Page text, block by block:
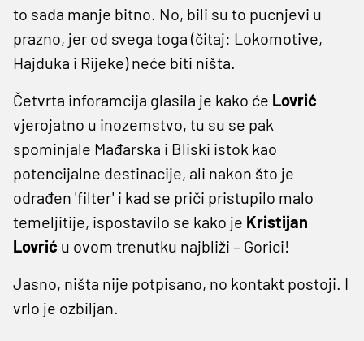
to sada manje bitno. No, bili su to pucnjevi u
prazno, jer od svega toga (čitaj: Lokomotive,
Hajduka i Rijeke) neće biti ništa.
Četvrta inforamcija glasila je kako će Lovrić
vjerojatno u inozemstvo, tu su se pak
spominjale Mađarska i Bliski istok kao
potencijalne destinacije, ali nakon što je
odrađen 'filter' i kad se priči pristupilo malo
temeljitije, ispostavilo se kako je Kristijan
Lovrić u ovom trenutku najbliži – Gorici!
Jasno, ništa nije potpisano, no kontakt postoji. I
vrlo je ozbiljan.